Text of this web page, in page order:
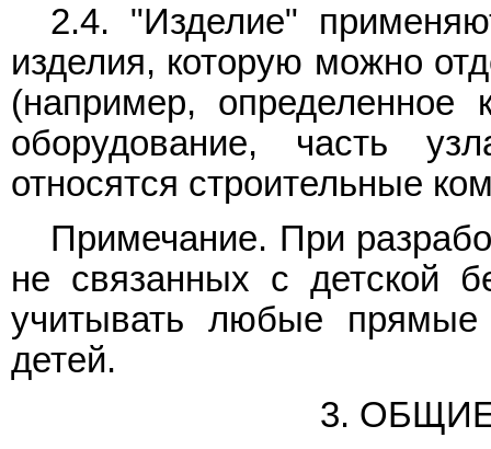
2.4. "Изделие"
изделия, которую можно
(например, определенное
оборудование, часть
относятся строительные
Примечание. При
не связанных с детской
учитывать любые прямые
детей.
3.